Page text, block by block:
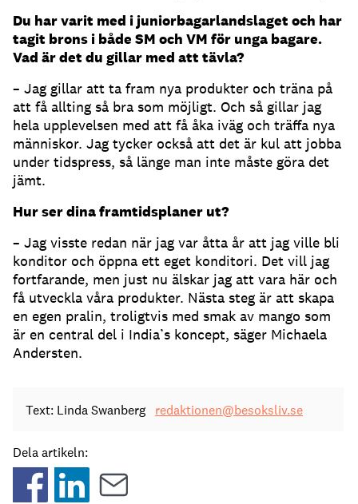
Du har varit med i juniorbagarlandslaget och har
tagit brons i både SM och VM för unga bagare.
Vad är det du gillar med att tävla?
– Jag gillar att ta fram nya produkter och träna på
att få allting så bra som möjligt. Och så gillar jag
hela upplevelsen med att få åka iväg och träffa nya
människor. Jag tycker också att det är kul att jobba
under tidspress, så länge man inte måste göra det
jämt.
Hur ser dina framtidsplaner ut?
– Jag visste redan när jag var åtta år att jag ville bli
konditor och öppna ett eget konditori. Det vill jag
fortfarande, men just nu älskar jag att vara här och
få utveckla våra produkter. Nästa steg är att skapa
en egen pralin, troligtvis med smak av mango som
är en central del i India’s koncept, säger Michaela
Andersten.
Text: Linda Swanberg redaktionen@besoksliv.se
Dela artikeln: